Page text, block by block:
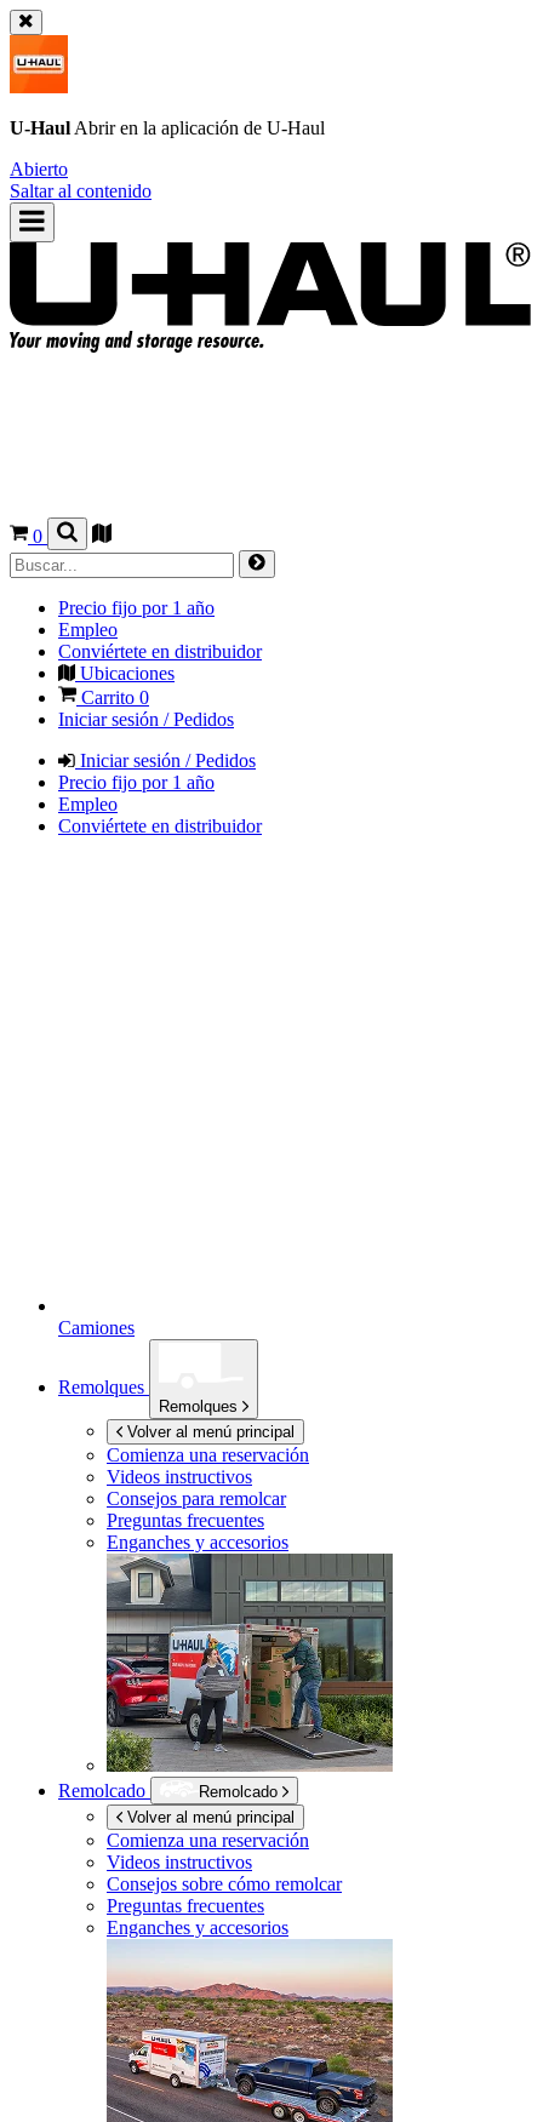
U-Haul Abrir en la aplicación de U-Haul
Abierto
Saltar al contenido
0
Precio fijo por 1 año
Empleo
Conviértete en distribuidor
Ubicaciones
Carrito 0
Iniciar sesión / Pedidos
Iniciar sesión / Pedidos
Precio fijo por 1 año
Empleo
Conviértete en distribuidor
Camiones
Remolques
Remolques
Volver al menú principal
Comienza una reservación
Videos instructivos
Consejos para remolcar
Preguntas frecuentes
Enganches y accesorios
Remolcado
Remolcado
Volver al menú principal
Comienza una reservación
Videos instructivos
Consejos sobre cómo remolcar
Preguntas frecuentes
Enganches y accesorios